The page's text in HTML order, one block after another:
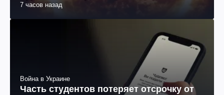
7 часов назад
Война в Украине
Часть студентов потеряет отсрочку от